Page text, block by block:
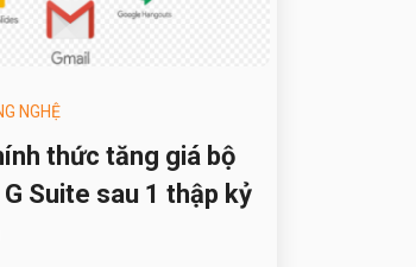
NGHỆ
thức tăng giá bộ
Suite sau 1 thập kỷ